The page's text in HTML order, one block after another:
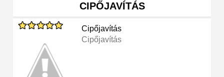
CIPŐJAVÍTÁS
Cipőjavítás
Cipőjavítás